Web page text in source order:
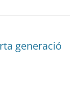
generació